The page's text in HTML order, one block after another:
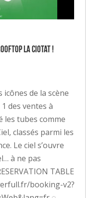
La Ciotat !
icônes de la scène
des ventes à
les tubes comme
classés parmi les
Le ciel s’ouvre
à ne pas
TABLE
booking-v2?